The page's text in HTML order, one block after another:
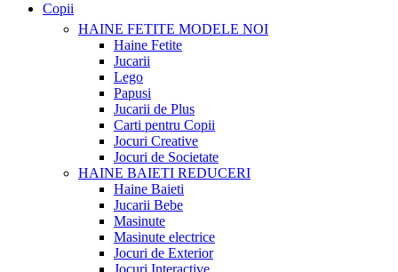
Copii
HAINE FETITE MODELE NOI
Haine Fetite
Jucarii
Lego
Papusi
Jucarii de Plus
Carti pentru Copii
Jocuri Creative
Jocuri de Societate
HAINE BAIETI REDUCERI
Haine Baieti
Jucarii Bebe
Masinute
Masinute electrice
Jocuri de Exterior
Jocuri Interactive